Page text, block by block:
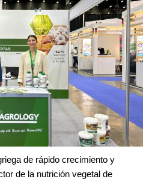
de rápido crecimiento y
de la nutrición vegetal de